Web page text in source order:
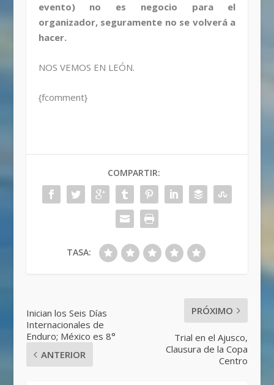
evento) no es negocio para el
organizador, seguramente no se volverá a
hacer.
NOS VEMOS EN LEÓN.
{fcomment}
COMPARTIR:
TASA:
Inician los Seis Días
Internacionales de
Enduro; México es 8°
ANTERIOR
PRÓXIMO
Trial en el Ajusco,
Clausura de la Copa
Centro